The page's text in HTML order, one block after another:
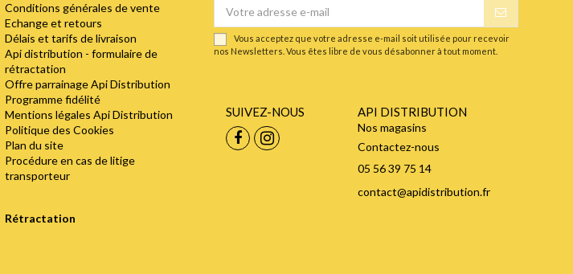
Conditions générales de vente
Echange et retours
Délais et tarifs de livraison
Api distribution - formulaire de
rétractation
Offre parrainage Api Distribution
Programme fidélité
Mentions légales Api Distribution
Politique des Cookies
Plan du site
Procédure en cas de litige
transporteur
Rétractation
Vous acceptez que votre adresse e-mail soit utilisée pour recevoir
nos Newsletters. Vous êtes libre de vous désabonner à tout moment.
SUIVEZ-NOUS API DISTRIBUTION
Nos magasins
Contactez-nous
05 56 39 75 14
contact@apidistribution.fr